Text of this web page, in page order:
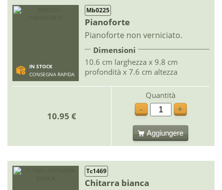
IN STOCK
CONSEGNA RAPIDA
Mb0225
Pianoforte
Pianoforte non verniciato.
Dimensioni
10.6 cm larghezza x 9.8 cm
profondità x 7.6 cm altezza
10.95 €
Quantità
-
+
Aggiungere
Tc1469
Chitarra bianca